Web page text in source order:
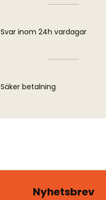
Svar inom 24h vardagar
Säker betalning
Nyhetsbrev